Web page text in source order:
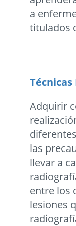
a
titulados
Adquirir
las
llevar a
entre los
lesiones